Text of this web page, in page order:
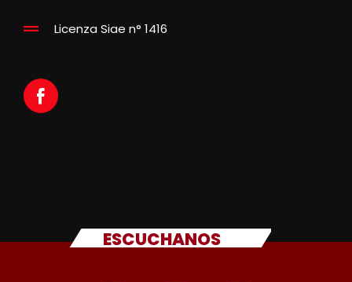
Licenza Siae n° 1416
ESCUCHANOS